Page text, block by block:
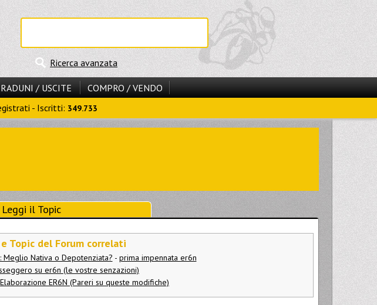
Ricerca avanzata
RADUNI / USCITE
COMPRO / VENDO
- Iscritti: 349.733
Leggi il Topic
Topic del Forum correlati
Nativa o Depotenziata? - prima impennata er6n
su er6n (le vostre senzazioni)
Elaborazione ER6N (Pareri su queste modifiche)